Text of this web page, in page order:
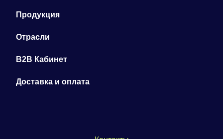
Продукция
Отрасли
B2B Кабинет
Доставка и оплата